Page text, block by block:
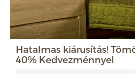
Hatalmas kiárusítás!
40% Kedvezménnyel